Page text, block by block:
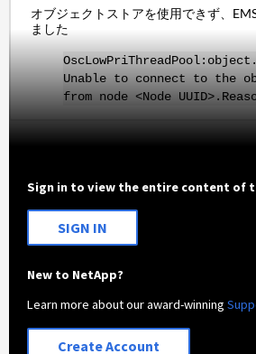
オブジェクトストアを使用できず、
ました
Unable to connect to the
from node <Node
Sign in to view the entire content of
SIGN IN
New to NetApp?
Learn more about our award-winning
Create Account